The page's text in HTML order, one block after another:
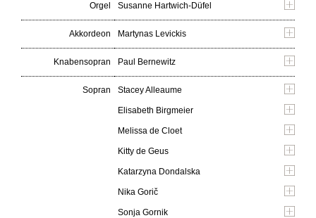
Orgel Susanne Hartwich-Düfel
Akkordeon Martynas Levickis
Knabensopran Paul Bernewitz
Sopran Stacey Alleaume
Elisabeth Birgmeier
Melissa de Cloet
Kitty de Geus
Katarzyna Dondalska
Nika Gorič
Sonja Gornik